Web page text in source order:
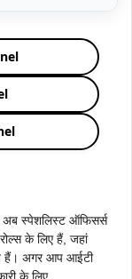
स्पेशलिस्ट ऑफिसर्स
के लिए हैं, जहां
हैं। अगर आप आईटी
के लिए